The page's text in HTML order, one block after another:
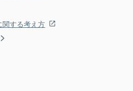
関する考え方